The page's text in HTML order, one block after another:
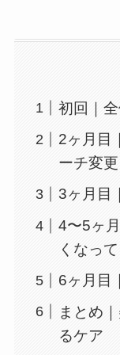
初回｜
2ヶ月目
ーチ変更
3ヶ月目
4〜5ヶ
くなっ
6ヶ月目
まとめ
るケア